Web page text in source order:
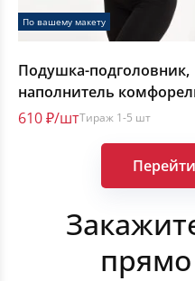
Шторы
По вашему макету
Подушка-подголовник,
наполнитель
610 ₽/штТираж 1-5 шт
прямо